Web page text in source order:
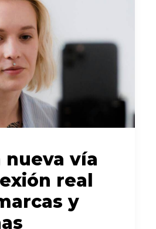
nueva vía
real
y